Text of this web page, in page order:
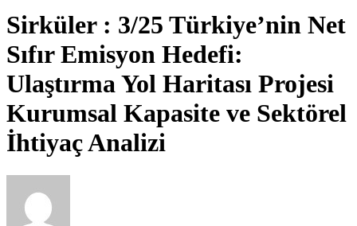
Sirküler : 3/25 Türkiye’nin Net
Sıfır Emisyon Hedefi:
Ulaştırma Yol Haritası Projesi
Kurumsal Kapasite ve Sektörel
İhtiyaç Analizi